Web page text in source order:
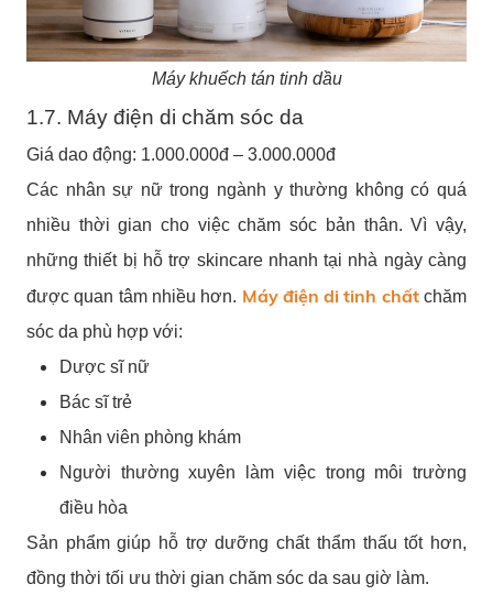
Máy khuếch tán tinh dầu
1.7. Máy điện di chăm sóc da
Giá dao động: 1.000.000đ – 3.000.000đ
Các nhân sự nữ trong ngành y thường không có quá
nhiều thời gian cho việc chăm sóc bản thân. Vì vậy,
những thiết bị hỗ trợ skincare nhanh tại nhà ngày càng
được quan tâm nhiều hơn. Máy điện di tinh chất chăm
sóc da phù hợp với:
Dược sĩ nữ
Bác sĩ trẻ
Nhân viên phòng khám
Người thường xuyên làm việc trong môi trường
điều hòa
Sản phẩm giúp hỗ trợ dưỡng chất thẩm thấu tốt hơn,
đồng thời tối ưu thời gian chăm sóc da sau giờ làm.